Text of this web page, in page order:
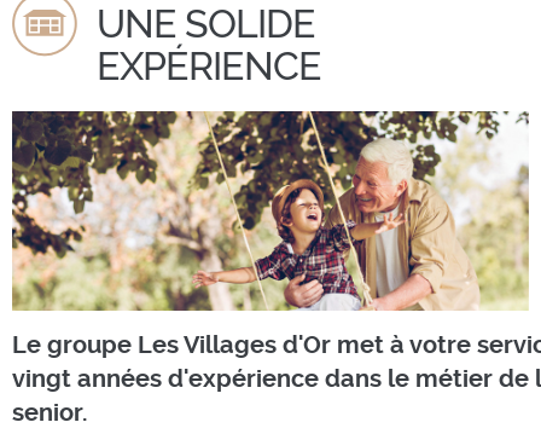
UNE SOLIDE
EXPÉRIENCE
Le groupe Les Villages d'Or met à votre
vingt années d'expérience dans le métier de
senior.